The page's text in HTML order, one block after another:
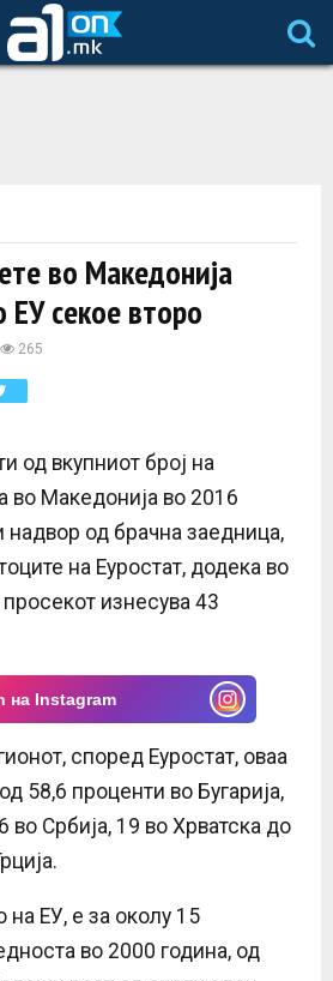
во Македонија
ЕУ секое второ
265
од вкупниот број на
во Македонија во 2016
надвор од брачна заедница,
на Еуростат, додека во
просекот изнесува 43
на Instagram
според Еуростат, оваа
58,6 проценти во Бугарија,
во Србија, 19 во Хрватска до
на ЕУ, е за околу 15
во 2000 година, од